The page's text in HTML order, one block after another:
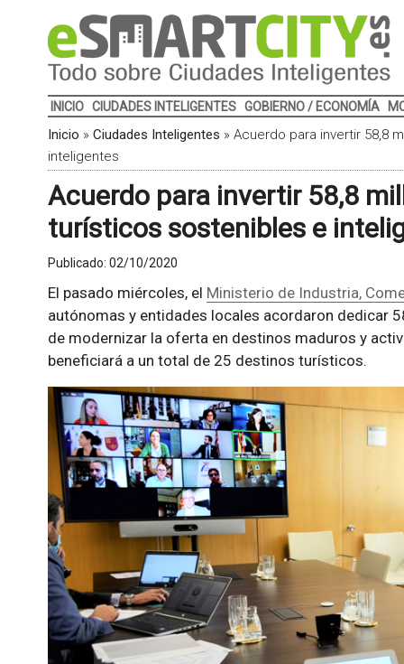
INICIO CIUDADES INTELIGENTES GOBIERNO / ECONOMÍA
Inicio » Ciudades Inteligentes » Acuerdo para invertir 58,8
inteligentes
Acuerdo para invertir 58,8
turísticos sostenibles e
Publicado: 02/10/2020
El pasado miércoles, el Ministerio de Industria,
autónomas y entidades locales acordaron dedicar
de modernizar la oferta en destinos maduros y
beneficiará a un total de 25 destinos turísticos.